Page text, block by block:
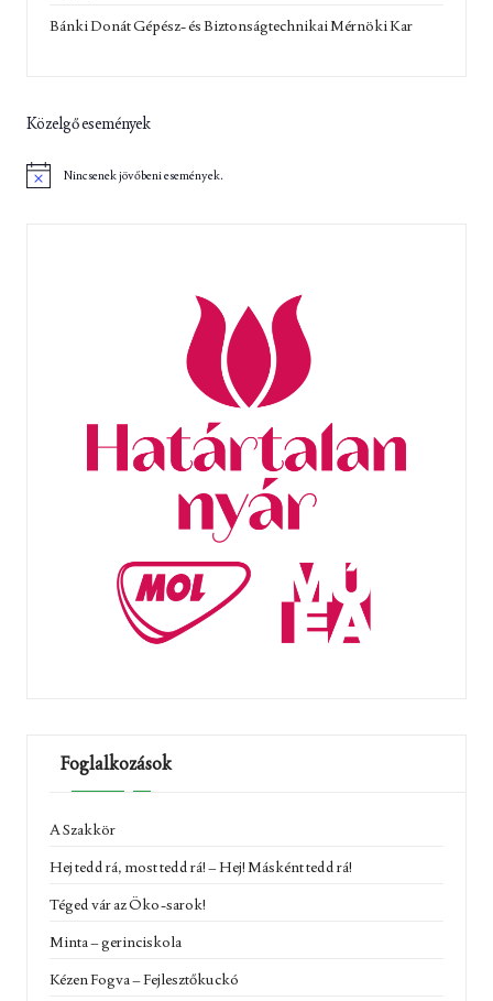
Bánki Donát Gépész- és Biztonságtechnikai Mérnöki Kar
Közelgő események
Nincsenek jövőbeni események.
Foglalkozások
A Szakkör
Hej tedd rá, most tedd rá! – Hej! Másként tedd rá!
Téged vár az Öko-sarok!
Minta – gerinciskola
Kézen Fogva – Fejlesztőkuckó